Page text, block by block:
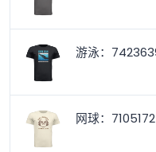
游泳：
网球：7105172